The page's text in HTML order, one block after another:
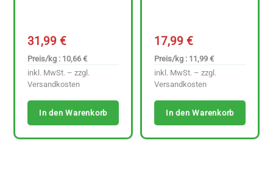
31,99€
Preis/kg : 10,66 €
inkl. MwSt. – zzgl.
Versandkosten
In den Warenkorb
17,99€
Preis/kg : 11,99 €
inkl. MwSt. – zzgl.
Versandkosten
In den Warenkorb